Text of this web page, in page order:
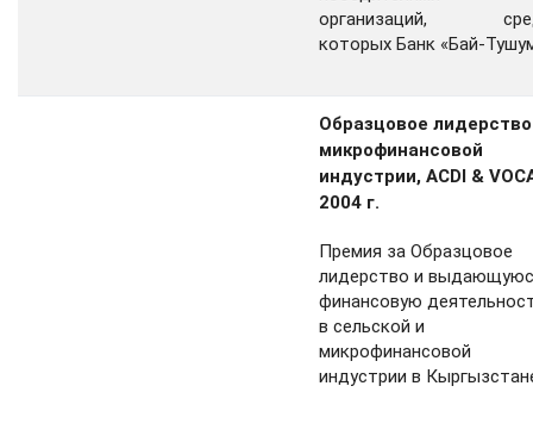
организаций,
которых Банк «Бай-
Образцовое
микрофинансовой
индустрии, ACDI &
2004 г.
Премия за Образцовое
лидерство и
финансовую
в сельской и
микрофинансовой
индустрии в